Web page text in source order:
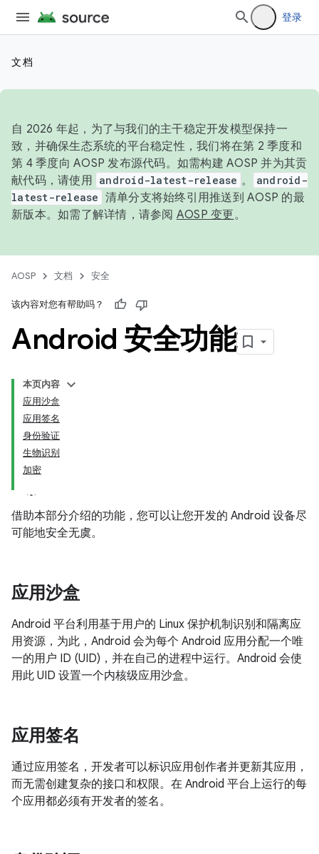
登录
文档
自 2026 年起，为了与我们的主干稳定开发模型保持一
致，并确保生态系统的平台稳定性，我们将在第 2 季度和
第 4 季度向 AOSP 发布源代码。如需构建 AOSP 并为其贡
献代码，请使用 android-latest-release 。
android-
latest-release 清单分支将始终引用推送到 AOSP 的最
新版本。如需了解详情，请参阅 AOSP 变更。
AOSP 文档 安全
该内容对您有帮助吗？
Android 安全功能
本页内容
应用沙盒
应用签名
身份验证
生物识别
加密
借助本部分介绍的功能，您可以让您开发的 Android 设备尽
可能地安全无虞。
应用沙盒
Android 平台利用基于用户的 Linux 保护机制识别和隔离应
用资源，为此，Android 会为每个 Android 应用分配一个唯
一的用户 ID (UID)，并在自己的进程中运行。Android 会使
用此 UID 设置一个内核级应用沙盒。
应用签名
通过应用签名，开发者可以标识应用创作者并更新其应用，
而无需创建复杂的接口和权限。在 Android 平台上运行的每
个应用都必须有开发者的签名。